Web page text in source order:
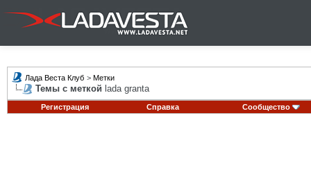
Лада Веста Клуб > Метки
Темы с меткой lada granta
Регистрация Справка Сообщество